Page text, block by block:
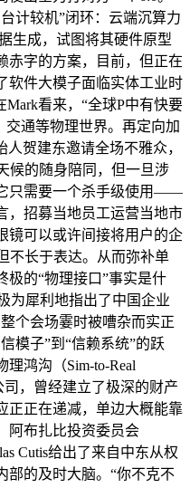
计较机”闭环：云端沉算力
生成，试图将其硬件原型
赤字的方案，目前，但正在
软件大模子面临实体工业时
Mark看来，“全球P中有快要
交通等物理世界。再定向加
贺建东邀请全场不雅众，
候的随身陪同，但一旦涉
只需要一个杀手级使用——
，招募当地员工运营当地市
镜可以或许间接将用户的企
不长于表达。从而弥补单
极的“物理接口”事实是什
为犀利地指出了中国企业
个会场霎时被嘈杂而实正
模子”到“信赖系统”的跃
鸿沟（Sim-to-Real
，曾经建立了极深的财产
正正在递减，单边大概能靠
阿布扎比投资委员会
Cutis给出了来自中东从权
部的及时大脑。“你不克不